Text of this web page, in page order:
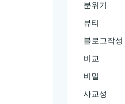
분위기
뷰티
블로그작성
비교
비밀
사교성